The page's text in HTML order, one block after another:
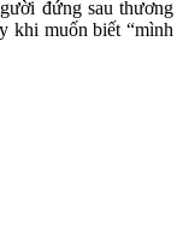
đứng sau thương
khi muốn biết “mình